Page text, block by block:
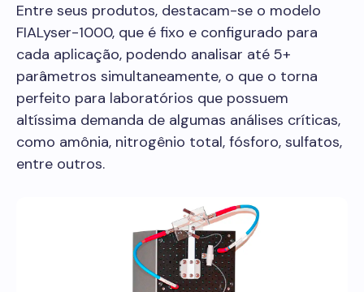
Entre seus produtos, destacam-se o modelo
FIALyser-1000, que é fixo e configurado para
cada aplicação, podendo analisar até 5+
parâmetros simultaneamente, o que o torna
perfeito para laboratórios que possuem
altíssima demanda de algumas análises críticas,
como amônia, nitrogênio total, fósforo, sulfatos,
entre outros.